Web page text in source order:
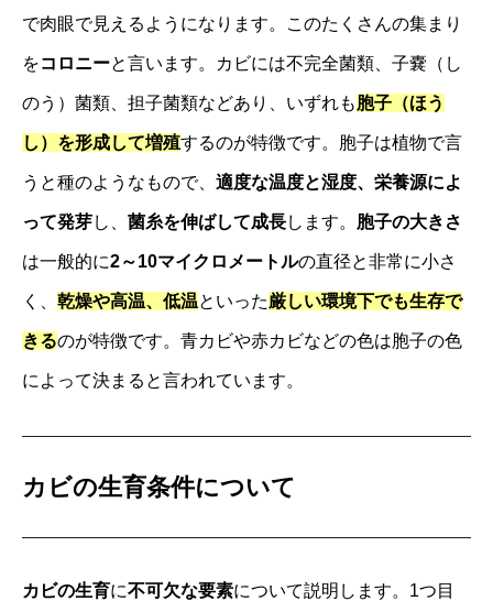
で肉眼で見えるようになります。このたくさんの集まり
をコロニーと言います。カビには不完全菌類、子嚢（し
のう）菌類、担子菌類などあり、いずれも胞子（ほう
し）を形成して増殖するのが特徴です。胞子は植物で言
うと種のようなもので、 適度な温度と湿度、栄養源によ
って発芽し、 菌糸を伸ばして成長します。 胞子の大きさ
は一般的に2～10マイクロメートルの直径と非常に小さ
く、 乾燥や高温、低温といった厳しい環境下でも生存で
きるのが特徴です。青カビや赤カビなどの色は胞子の色
によって決まると言われています。
カビの生育条件について
カビの生育に不可欠な要素について説明します。1つ目